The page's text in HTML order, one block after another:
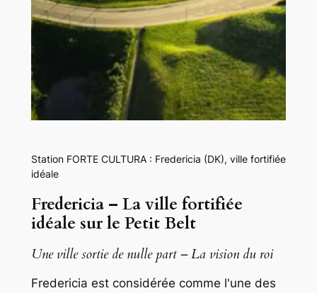
Station FORTE CULTURA : Fredericia (DK), ville fortifiée
idéale
Fredericia – La ville fortifiée
idéale sur le Petit Belt
Une ville sortie de nulle part – La vision du roi
Fredericia est considérée comme l'une des